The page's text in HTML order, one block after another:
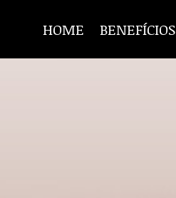
HOME BENEFÍCIOS